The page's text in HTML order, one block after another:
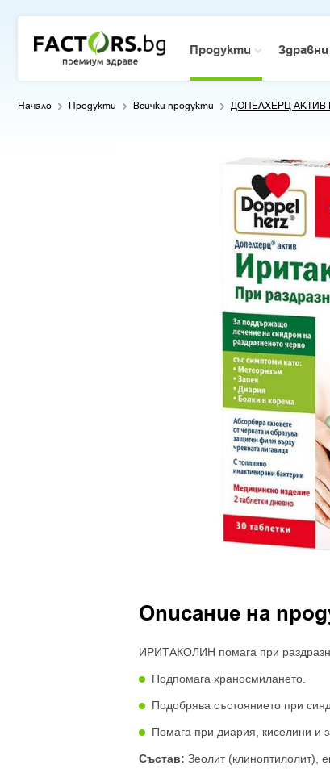
Продукти
Начало Продукти Всички продукти ДОПЕЛХЕРЦ АКТИВ
Описание на
ИРИТАКОЛИН помага при
Подпомага храносмилането.
Подобрява състоянието при
Помага при диария, киселини и
Състав: Зеолит (клиноптилолит),